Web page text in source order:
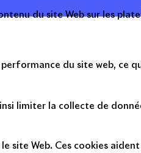
du site Web sur les
du site web, ce
limiter la collecte de
site Web. Ces cookies